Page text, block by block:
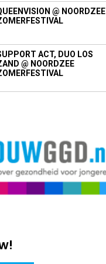
@ NOORDZEE
ACT, DUO LOS
@ NOORDZEE